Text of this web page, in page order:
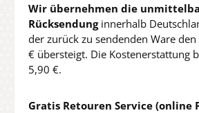
Wir übernehmen die
Rücksendunginnerhalb
der zurück zu sendenden Ware
€ übersteigt. Die Kostenerstattung
5,90 €.
Gratis Retouren Service (online